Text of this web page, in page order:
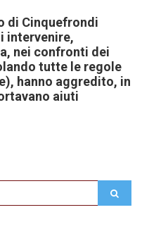
di Cinquefrondi
intervenire,
nei confronti dei
tutte le regole
hanno aggredito, in
aiuti